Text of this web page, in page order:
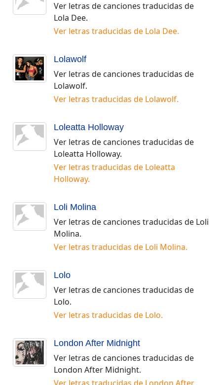
Ver letras de canciones traducidas de
Lola Dee.
Ver letras traducidas de Lola Dee.
Lolawolf
Ver letras de canciones traducidas de
Lolawolf.
Ver letras traducidas de Lolawolf.
Loleatta Holloway
Ver letras de canciones traducidas de
Loleatta Holloway.
Ver letras traducidas de Loleatta
Holloway.
Loli Molina
Ver letras de canciones traducidas de Loli
Molina.
Ver letras traducidas de Loli Molina.
Lolo
Ver letras de canciones traducidas de
Lolo.
Ver letras traducidas de Lolo.
London After Midnight
Ver letras de canciones traducidas de
London After Midnight.